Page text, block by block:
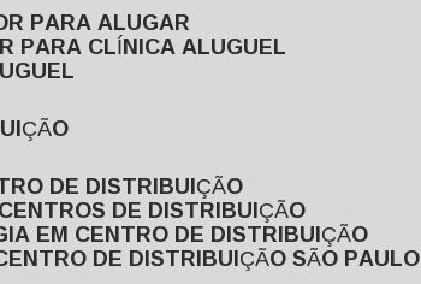
PARA ALUGAR
PARA CLÍNICA ALUGUEL
DE DISTRIBUIÇÃO
DE DISTRIBUIÇÃO
EM CENTRO DE DISTRIBUIÇÃO
DE DISTRIBUIÇÃO SÃO PAULO